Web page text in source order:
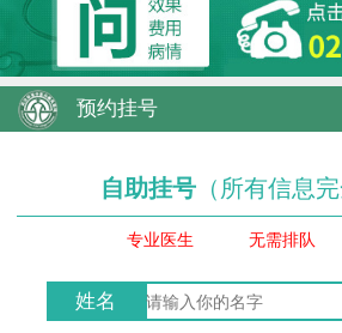
预约挂号
自助挂号 （所有信息
专业医生 无需排队
姓名